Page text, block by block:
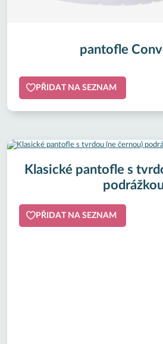
pantofle
PŘIDAT NA SEZNAM
Klasické pantofle s
podrážkou
PŘIDAT NA SEZNAM